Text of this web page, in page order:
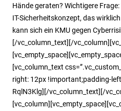
Hände geraten? Wichtigere
IT-Sicherheitskonzept, das
kann sich ein KMU gegen
[/vc_column_text][/
[vc_column_text
right: 12px !important;padding-
RqlN3Klg][/vc_column_text][/